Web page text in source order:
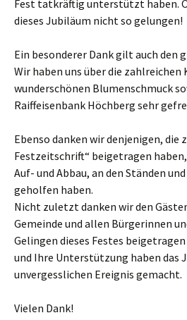
Fest tatkräftig unterstützt haben.
dieses Jubiläum nicht so gelungen!
Ein besonderer Dank gilt auch den
Wir haben uns über die zahlreichen
wunderschönen Blumenschmuck
Raiffeisenbank Höchberg sehr
Ebenso danken wir denjenigen, die
Festzeitschrift“ beigetragen
Auf- und Abbau, an den Ständen
geholfen haben.
Nicht zuletzt danken wir den
Gemeinde und allen Bürgerinnen
Gelingen dieses Festes
und Ihre Unterstützung haben das
unvergesslichen Ereignis gemacht.
Vielen Dank!